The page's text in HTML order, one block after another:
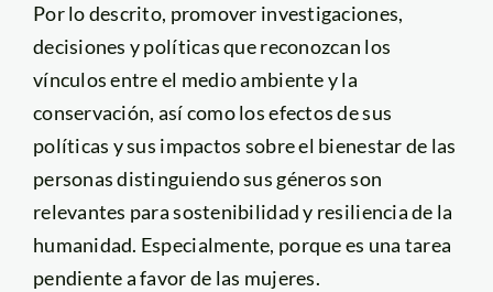
Por lo descrito, promover investigaciones,
decisiones y políticas que reconozcan los
vínculos entre el medio ambiente y la
conservación, así como los efectos de sus
políticas y sus impactos sobre el bienestar de las
personas distinguiendo sus géneros son
relevantes para sostenibilidad y resiliencia de la
humanidad. Especialmente, porque es una tarea
pendiente a favor de las mujeres.